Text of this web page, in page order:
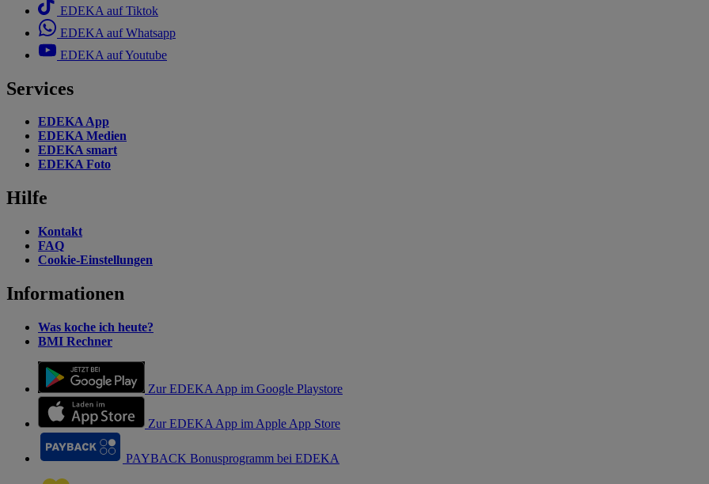
EDEKA auf Tiktok
EDEKA auf Whatsapp
EDEKA auf Youtube
Services
EDEKA App
EDEKA Medien
EDEKA smart
EDEKA Foto
Hilfe
Kontakt
FAQ
Cookie-Einstellungen
Informationen
Was koche ich heute?
BMI Rechner
Zur EDEKA App im Google Playstore
Zur EDEKA App im Apple App Store
PAYBACK Bonusprogramm bei EDEKA